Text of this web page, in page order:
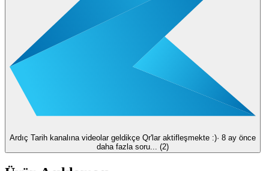
Ardıç Tarih kanalına videolar geldikçe Qr'lar aktifleşmekte :)· 8 ay önce
daha fazla soru... (2)